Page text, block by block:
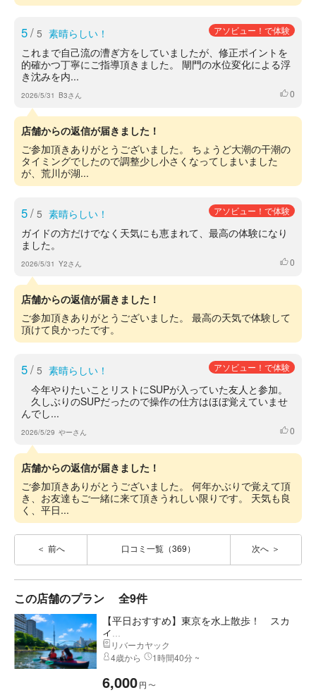
5/ 5 素晴らしい！ アソビュー！で体験
これまで自己流の漕ぎ方をしていましたが、修正ポイントを
的確かつ丁寧にご指導頂きました。 閘門の水位変化による浮
き沈みを内...
2026/5/31 B3さん いいね
0
店舗からの返信が届きました！
ご参加頂きありがとうございました。 ちょうど大潮の干潮の
タイミングでしたので調整少し小さくなってしまいました
が、荒川が湖...
5/ 5 素晴らしい！ アソビュー！で体験
ガイドの方だけでなく天気にも恵まれて、最高の体験になり
ました。
2026/5/31 Y2さん いいね
0
店舗からの返信が届きました！
ご参加頂きありがとうございました。 最高の天気で体験して
頂けて良かったです。
5/ 5 素晴らしい！ アソビュー！で体験
今年やりたいことリストにSUPが入っていた友人と参加。
久しぶりのSUPだったので操作の仕方はほぼ覚えていませ
んでし...
2026/5/29 やーさん いいね
0
店舗からの返信が届きました！
ご参加頂きありがとうございました。 何年かぶりで覚えて頂
き、お友達もご一緒に来て頂きうれしい限りです。 天気も良
く、平日...
前へ 口コミ一覧（369） 次へ
この店舗のプラン 全9件
【平日おすすめ】東京を水上散歩！ スカ
イ...
リバーカヤック
4歳から
1時間40分 ~
6,000円 〜